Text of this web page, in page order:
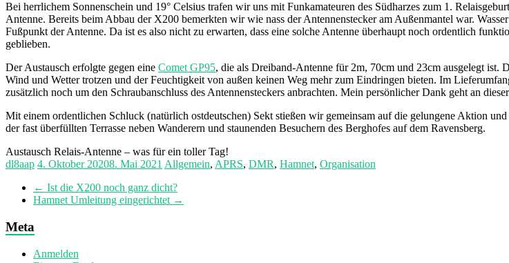
Bei herrlichem Sonnenschein und 19° Celsius trafen wir uns mit Funkamateuren des Südharzes zum 1.
Antenne. Bereits beim Abbau der X200 bemerkten wir wie nass der Antennenstecker am Außenmantel war.
Fußpunkt der Antenne. Da ist es also nicht zu erwarten, dass eine solche Antenne überhaupt noch ordentlich
geblieben.
Der Austausch erfolgte gegen eine Comet GP95, die als Dreiband-Antenne für 2m, 70cm und 23cm ausgelegt ist.
Wind und Wetter trotzen und der Feuchtigkeit von außen keinen Weg mehr zum Eindringen bieten. Im
zusätzlich noch um den Schraubanschluss des Antennensteckers anbrachten. Mein persönlicher Dank geht an
Mit einem ordentlichen Schluck (natürlich ostdeutschen) Sekt stießen wir gemeinsam auf die gelungene Aktion
der fast überfüllten Terrasse neben Wanderern und staunenden Besuchern des Berghofes auf dem Ravensberg.
Austausch Relais-Antenne – was für ein toller Tag!
dl8aap 4. Oktober 20208. Mai 2021 Allgemein, APRS, DMR, Hamnet, Organisation
← Ist die X200 noch ganz dicht?
Hamnet Umleitung eingerichtet →
Meta
Anmelden